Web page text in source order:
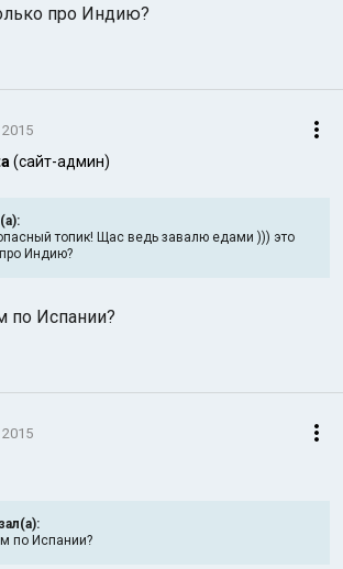
про Индию?
(сайт-админ)
топик! Щас ведь завалю едами ))) это
Индию?
по Испании?
по Испании?